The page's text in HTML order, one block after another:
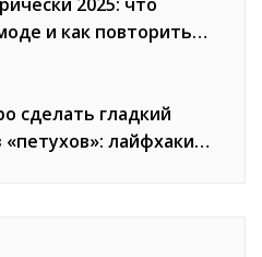
и как повторить
сделать гладкий
«петухов»: лайфхаки